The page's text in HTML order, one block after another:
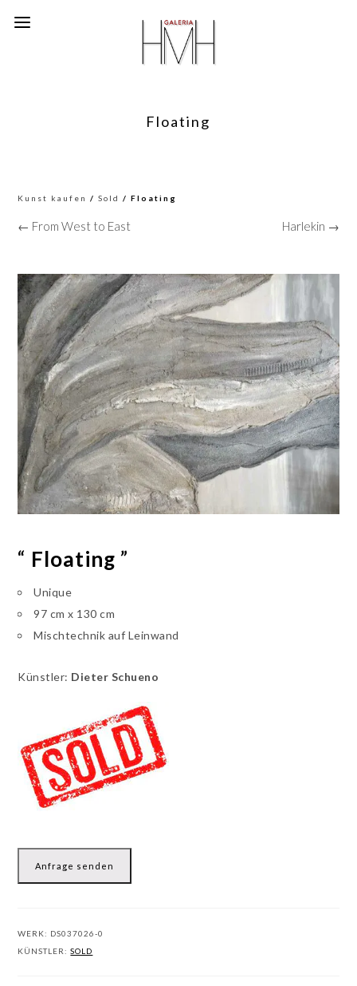
Floating
Kunst kaufen /Sold / Floating
← From West to East Harlekin →
“ Floating ”
Unique
97 cm x 130 cm
Mischtechnik auf Leinwand
Künstler: Dieter Schueno
Anfrage senden
WERK: DS037026-0
KÜNSTLER:SOLD